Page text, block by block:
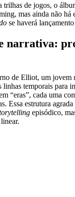
trilhas de jogos, o
mas ainda não
se haverá
narrativa:
de Elliot, um jovem
linhas temporais para
“eras”, cada uma
Essa estrutura
episódico,